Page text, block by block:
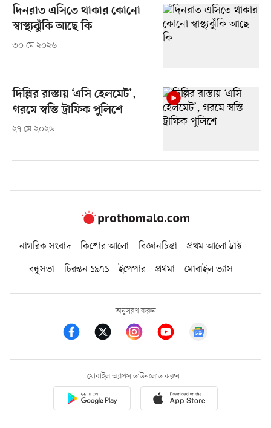
দিনরাত এসিতে থাকার কোনো
স্বাস্থ্যঝুঁকি আছে কি
৩০ মে ২০২৬
দিল্লির রাস্তায় ‘এসি হেলমেট’,
গরমে স্বস্তি ট্রাফিক পুলিশে
২৭ মে ২০২৬
নাগরিক সংবাদ কিশোর আলো বিজ্ঞানচিন্তা
প্রথম আলো ট্রাস্ট
বন্ধুসভা
চিরন্তন ১৯৭১ ইপেপার প্রথমা মোবাইল ভ্যাস
অনুসরণ করুন
মোবাইল অ্যাপস ডাউনলোড করুন